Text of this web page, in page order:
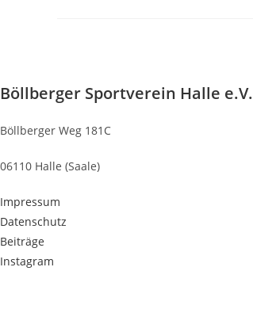
Böllberger Sportverein Halle e.V.
Böllberger Weg 181C
06110 Halle (Saale)
Impressum
Datenschutz
Beiträge
Instagram